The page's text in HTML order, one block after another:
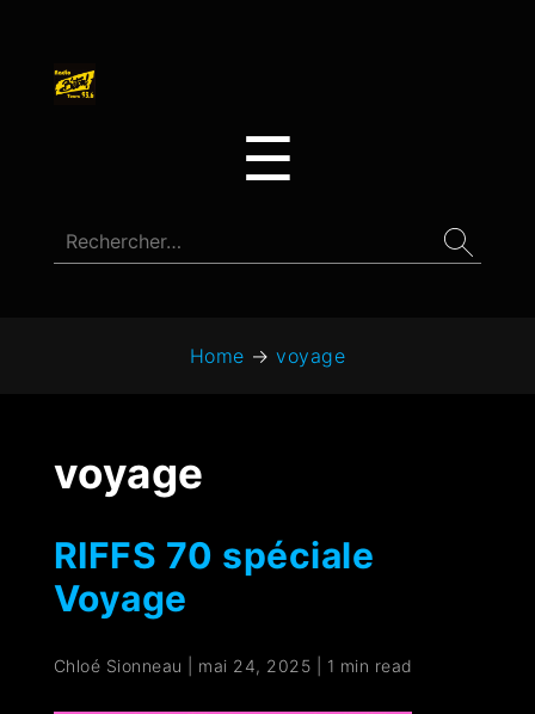
☰
Home → voyage
voyage
RIFFS 70 spéciale
Voyage
Chloé Sionneau mai 24, 2025 1 min read